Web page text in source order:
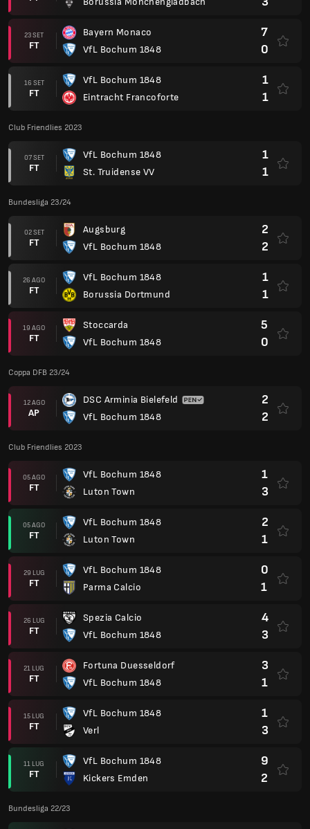
23 SET
FT
Bayern Monaco
VfL Bochum 1848
7
0
16 SET
FT
VfL Bochum 1848
Eintracht Francoforte
1
1
Club Friendlies 2023
07 SET
FT
VfL Bochum 1848
St. Truidense VV
1
1
Bundesliga 23/24
02 SET
FT
Augsburg
VfL Bochum 1848
2
2
26 AGO
FT
VfL Bochum 1848
Borussia Dortmund
1
1
19 AGO
FT
Stoccarda
VfL Bochum 1848
5
0
Coppa DFB 23/24
12 AGO
AP
DSC Arminia Bielefeld
VfL Bochum 1848
2
2
Club Friendlies 2023
05 AGO
FT
VfL Bochum 1848
Luton Town
1
3
05 AGO
FT
VfL Bochum 1848
Luton Town
2
1
29 LUG
FT
VfL Bochum 1848
Parma Calcio
0
1
26 LUG
FT
Spezia Calcio
VfL Bochum 1848
4
3
21 LUG
FT
Fortuna Duesseldorf
VfL Bochum 1848
3
1
15 LUG
FT
VfL Bochum 1848
Verl
1
3
11 LUG
FT
VfL Bochum 1848
Kickers Emden
9
2
Bundesliga 22/23